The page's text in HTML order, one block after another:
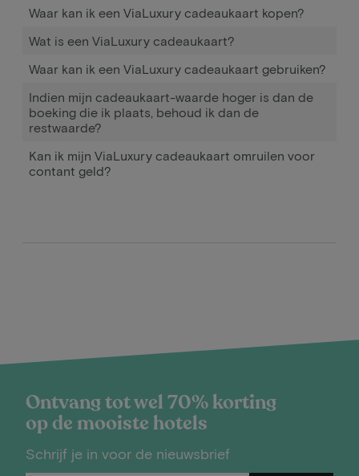
Waar kan ik een ViaLuxury cadeaukaart kopen?
Wat is een ViaLuxury cadeaukaart?
Waar kan ik een ViaLuxury cadeaukaart gebruiken?
Indien mijn cadeaukaart-waarde hoger is dan de
boeking die ik plaats, behoud ik dan de
restwaarde?
Kan ik mijn ViaLuxury cadeaukaart omruilen voor
contant geld?
Ontvang tot wel 70% korting
op de mooiste hotels
Schrijf je in voor de nieuwsbrief